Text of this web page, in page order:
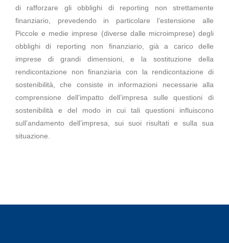
di rafforzare gli obblighi di reporting non strettamente
finanziario, prevedendo in particolare l’estensione alle
Piccole e medie imprese (diverse dalle microimprese) degli
obblighi di reporting non finanziario, già a carico delle
imprese di grandi dimensioni, e la sostituzione della
rendicontazione non finanziaria con la rendicontazione di
sostenibilità, che consiste in informazioni necessarie alla
comprensione dell’impatto dell’impresa sulle questioni di
sostenibilità e del modo in cui tali questioni influiscono
sull’andamento dell’impresa, sui suoi risultati e sulla sua
situazione.